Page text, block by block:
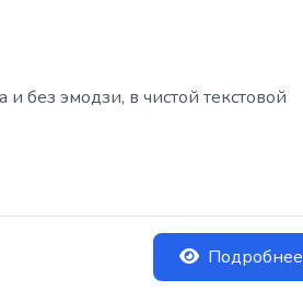
без эмодзи, в чистой текстовой
Подробнее